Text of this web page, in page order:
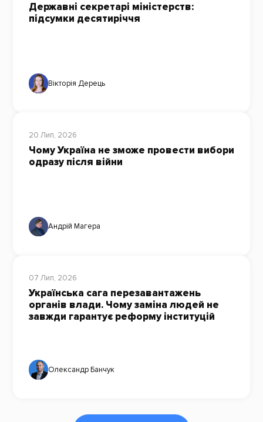
Державні секретарі міністерств:
підсумки десятиріччя
Вікторія Дерець
20 Лип, 2026
Чому Україна не зможе провести вибори
одразу після війни
Андрій Магера
07 Лип, 2026
Українська сага перезавантажень
органів влади. Чому заміна людей не
завжди гарантує реформу інституцій
Олександр Банчук